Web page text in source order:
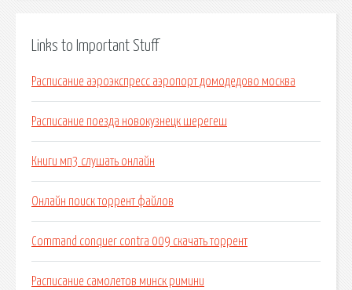
Links to Important Stuff
Расписание аэроэкспресс аэропорт домодедово москва
Расписание поезда новокузнецк шерегеш
Книги мп3 слушать онлайн
Онлайн поиск торрент файлов
Command conquer contra 009 скачать торрент
Расписание самолетов минск римини